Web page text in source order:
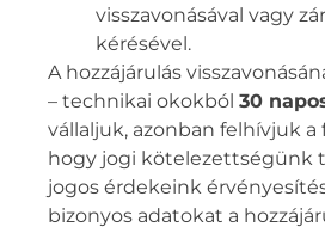
visszavonásával vagy
kérésével.
A hozzájárulás
– technikai okokból 30
vállaljuk, azonban felhívjuk a
hogy jogi kötelezettségünk
jogos érdekeink
bizonyos adatokat a